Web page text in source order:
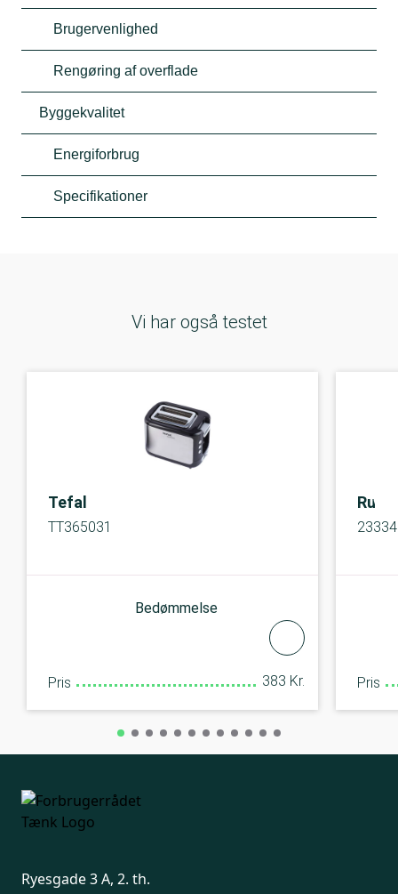
Brugervenlighed
Rengøring af overflade
Byggekvalitet
Energiforbrug
Specifikationer
Vi har også testet
Tefal
TT365031
Bedømmelse
Pris 383 Kr.
23334
Pris
Ryesgade 3 A, 2. th.